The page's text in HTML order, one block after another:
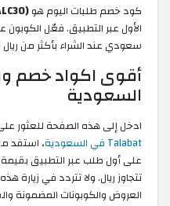
كود خصم طلبات اليوم هو(ALC30)
الأول عبر التطبيق. فعّل
سعودي عند الشراء بأكثر من
أقوى اكواد خصم
السعودية
ادخل إلى هذه الصفحة للعثور
Talabat في السعودية
، استفد
على أول طلب عبر التطبيق
تتجاوز ريال. ولا تتردد في
العروض والكوبونات المضمونة